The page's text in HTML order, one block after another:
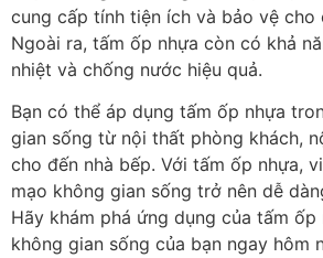
cung cấp tính tiện ích và bảo vệ cho
Ngoài ra, tấm ốp nhựa còn có khả
nhiệt và chống nước hiệu quả.
Bạn có thể áp dụng tấm ốp nhựa
gian sống từ nội thất phòng khách,
cho đến nhà bếp. Với tấm ốp nhựa,
mạo không gian sống trở nên dễ
Hãy khám phá ứng dụng của tấm
không gian sống của bạn ngay hôm